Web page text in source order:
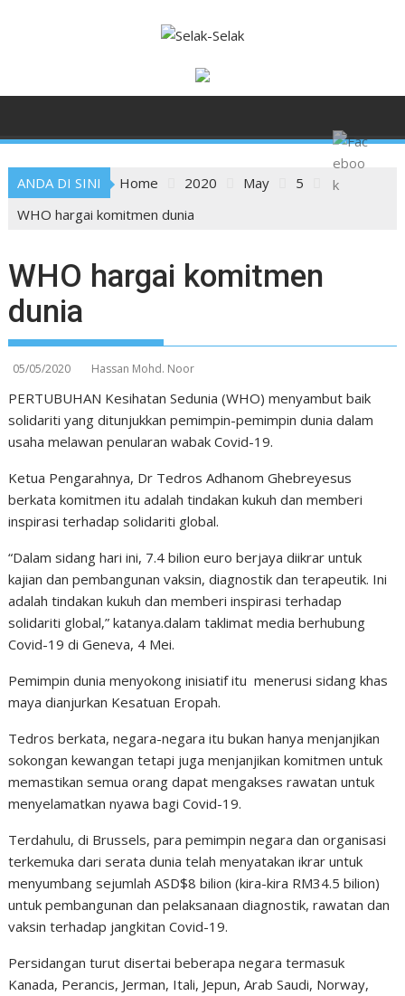
t
c
ANDA DI SINI Home 2020 May
5
WHO hargai komitmen dunia
WHO hargai komitmen
dunia
05/05/2020 Hassan Mohd. Noor
PERTUBUHAN Kesihatan Sedunia (WHO) menyambut baik
solidariti yang ditunjukkan pemimpin-pemimpin dunia dalam
usaha melawan penularan wabak Covid-19.
Ketua Pengarahnya, Dr Tedros Adhanom Ghebreyesus
berkata komitmen itu adalah tindakan kukuh dan memberi
inspirasi terhadap solidariti global.
“Dalam sidang hari ini, 7.4 bilion euro berjaya diikrar untuk
kajian dan pembangunan vaksin, diagnostik dan terapeutik. Ini
adalah tindakan kukuh dan memberi inspirasi terhadap
solidariti global,” katanya.dalam taklimat media berhubung
Covid-19 di Geneva, 4 Mei.
Pemimpin dunia menyokong inisiatif itu menerusi sidang khas
maya dianjurkan Kesatuan Eropah.
Tedros berkata, negara-negara itu bukan hanya menjanjikan
sokongan kewangan tetapi juga menjanjikan komitmen untuk
memastikan semua orang dapat mengakses rawatan untuk
menyelamatkan nyawa bagi Covid-19.
Terdahulu, di Brussels, para pemimpin negara dan organisasi
terkemuka dari serata dunia telah menyatakan ikrar untuk
menyumbang sejumlah ASD$8 bilion (kira-kira RM34.5 bilion)
untuk pembangunan dan pelaksanaan diagnostik, rawatan dan
vaksin terhadap jangkitan Covid-19.
Persidangan turut disertai beberapa negara termasuk
Kanada, Perancis, Jerman, Itali, Jepun, Arab Saudi, Norway,